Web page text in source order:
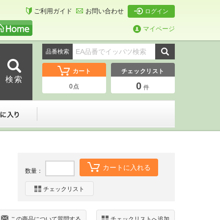
ご利用ガイド お問い合わせ ログイン
マイページ
品番検索
カート
0点
チェックリスト
0 件
数量： カートに入れる
チェックリスト